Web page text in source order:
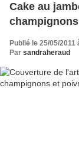
Cake au
Publié le 25/05/2011
Par sandraheraud